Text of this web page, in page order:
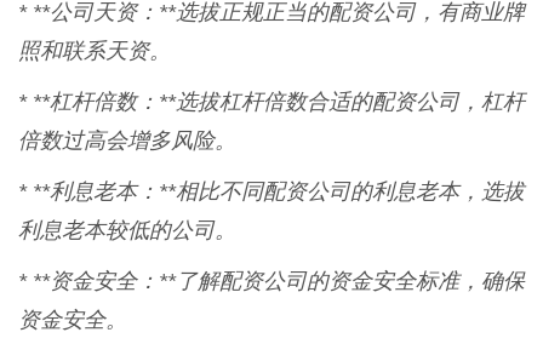
* **公司天资：**选拔正规正当的配资公司，有商业牌
照和联系天资。
* **杠杆倍数：**选拔杠杆倍数合适的配资公司，杠杆
倍数过高会增多风险。
* **利息老本：**相比不同配资公司的利息老本，选拔
利息老本较低的公司。
* **资金安全：**了解配资公司的资金安全标准，确保
资金安全。